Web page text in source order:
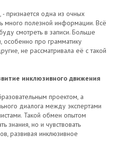
признается одна из очных
много полезной информации. Всё
смотреть в записи. Больше
особенно про грамматику
не рассматривала её с такой
инклюзивного движения
проектом, а
диалога между экспертами
Такой обмен опытом
знания, но и чувствовать
развивая инклюзивное